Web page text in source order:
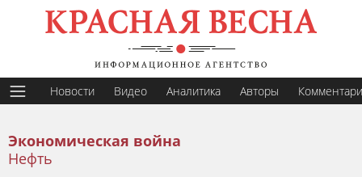
Новости Видео Аналитика Авторы
Экономическая война
Нефть